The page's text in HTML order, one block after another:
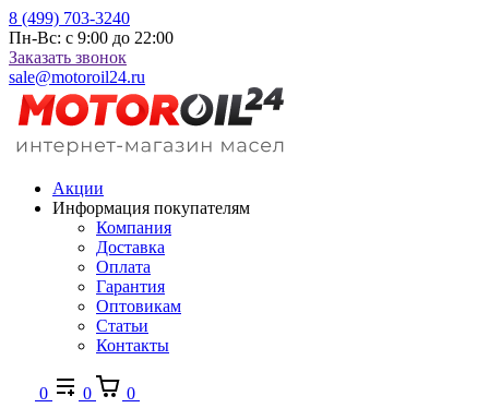
8 (499) 703-3240
Пн-Вс: с 9:00 до 22:00
Заказать звонок
sale@motoroil24.ru
Акции
Информация покупателям
Компания
Доставка
Оплата
Гарантия
Оптовикам
Статьи
Контакты
0 0
0